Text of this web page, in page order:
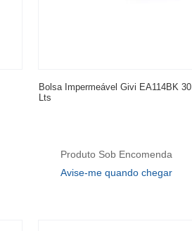
Bolsa Impermeável Givi EA114BK 30
Lts
Produto Sob Encomenda
Avise-me quando chegar